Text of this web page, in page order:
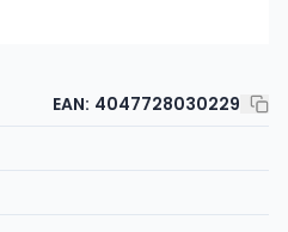
EAN: 4047728030229